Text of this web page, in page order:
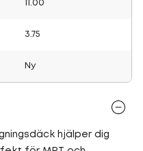
11.00
3.75
Ny
hjälper dig